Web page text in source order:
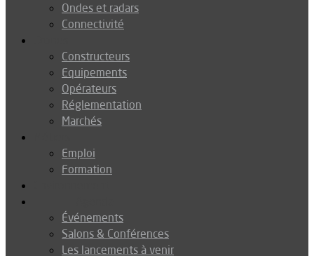
Ondes et radars
Connectivité
Constructeurs
Equipements
Opérateurs
Réglementation
Marchés
Emploi
Formation
Événements
Salons & Conférences
Les lancements à venir